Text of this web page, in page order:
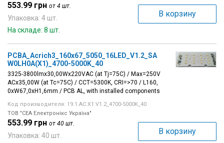
553.99 грн от 4 шт.
Упаковка: 4 шт.
На складе: 8 шт.
В корзину
PCBA_Acrich3_160x67_5050_16LED_V1.2_SA
W0LH0A(X1)_4700-5000K_40
3325-3800lmx30,00Wx220VAC (at Tj=75C) / Max=250V
ACx35,00W (at Tc=75C) / CCT=5300K, CRI=>70 / L160,
0xW67,0xH1,6mm / PCB AL, with installed components
Код производителя: 19.1.AC.X1.V1.2_4700-5000K_40
ТОВ "СЕА Електронікс Україна"
553.99 грн от 40 шт.
Упаковка: 40 шт.
В корзину